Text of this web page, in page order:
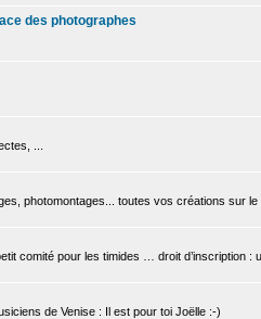
des photographes
...
photomontages... toutes vos créations sur le
comité pour les timides … droit d’inscription :
de Venise : Il est pour toi Joëlle :-)